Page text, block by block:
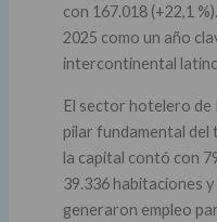
con 167.018 (+22,1
2025 como un año
intercontinental
El sector hotelero de
pilar fundamental del
la capital contó con
39.336 habitaciones
generaron empleo